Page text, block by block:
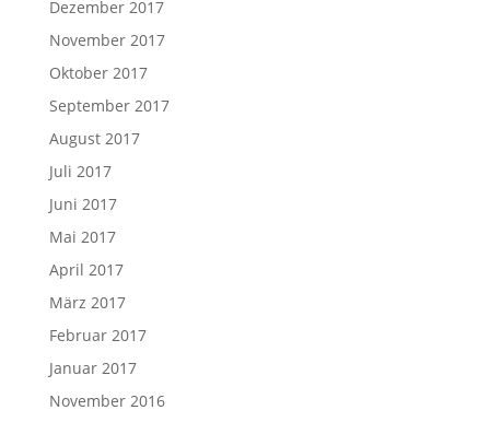
Dezember 2017
November 2017
Oktober 2017
September 2017
August 2017
Juli 2017
Juni 2017
Mai 2017
April 2017
März 2017
Februar 2017
Januar 2017
November 2016